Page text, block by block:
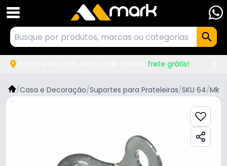
frete grátis!
/Casa e Decoração/Suportes para Prateleiras/SKU 64/Mk